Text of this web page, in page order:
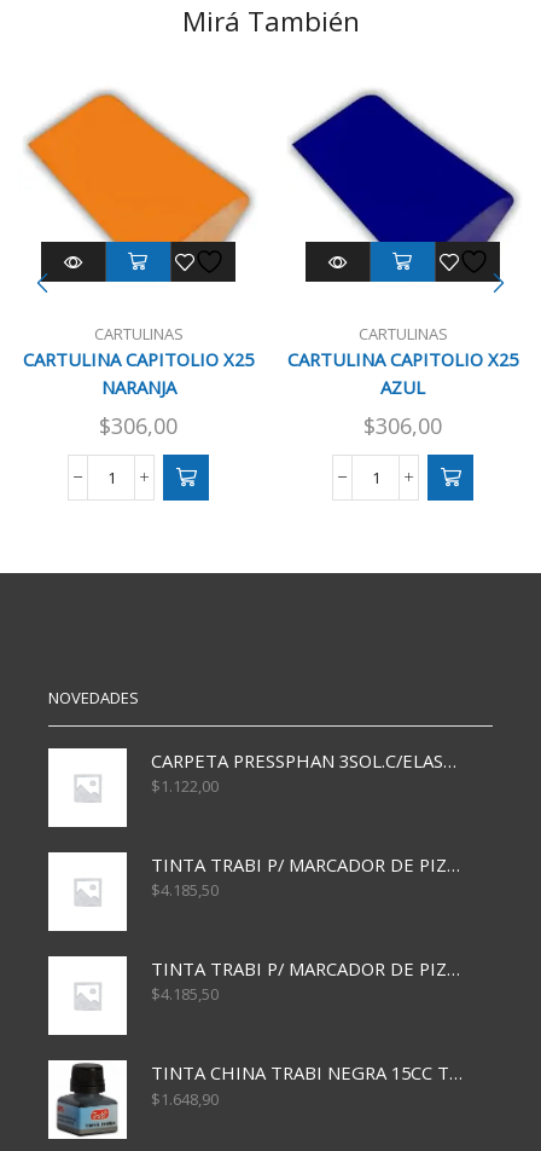
Mirá También
CARTULINAS
CARTULINA CAPITOLIO X25
NARANJA
$306,00
CARTULINA
cantidad
CARTULINAS
CARTULINA CAPITOLIO X25
AZUL
$306,00
CARTULINA
cantidad
NOVEDADES
CARPETA PRESSPHAN 3SOL.C/ELAST MARRON A4 P01A
$1.122,00
TINTA TRABI P/ MARCADOR DE PIZARRA x30ml AZUL
$4.185,50
TINTA TRABI P/ MARCADOR DE PIZARRA x30ml ROJO
$4.185,50
TINTA CHINA TRABI NEGRA 15CC TR3460
$1.648,90